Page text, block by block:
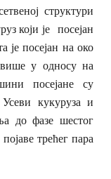
структури
који је посејан
је посејан на око
у односу на
посејане су
кукуруза и
до фазе шестог
трећег пара